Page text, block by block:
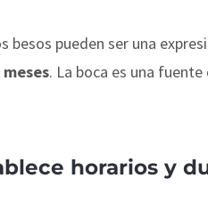
besos pueden ser una
. La boca es una
horarios y